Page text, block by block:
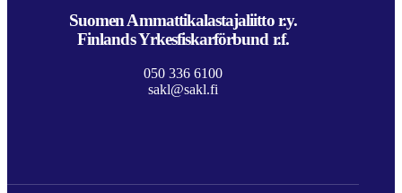
Suomen Ammattikalastajaliitto r.y.
Finlands Yrkesfiskarförbund r.f.
050 336 6100
sakl@sakl.fi